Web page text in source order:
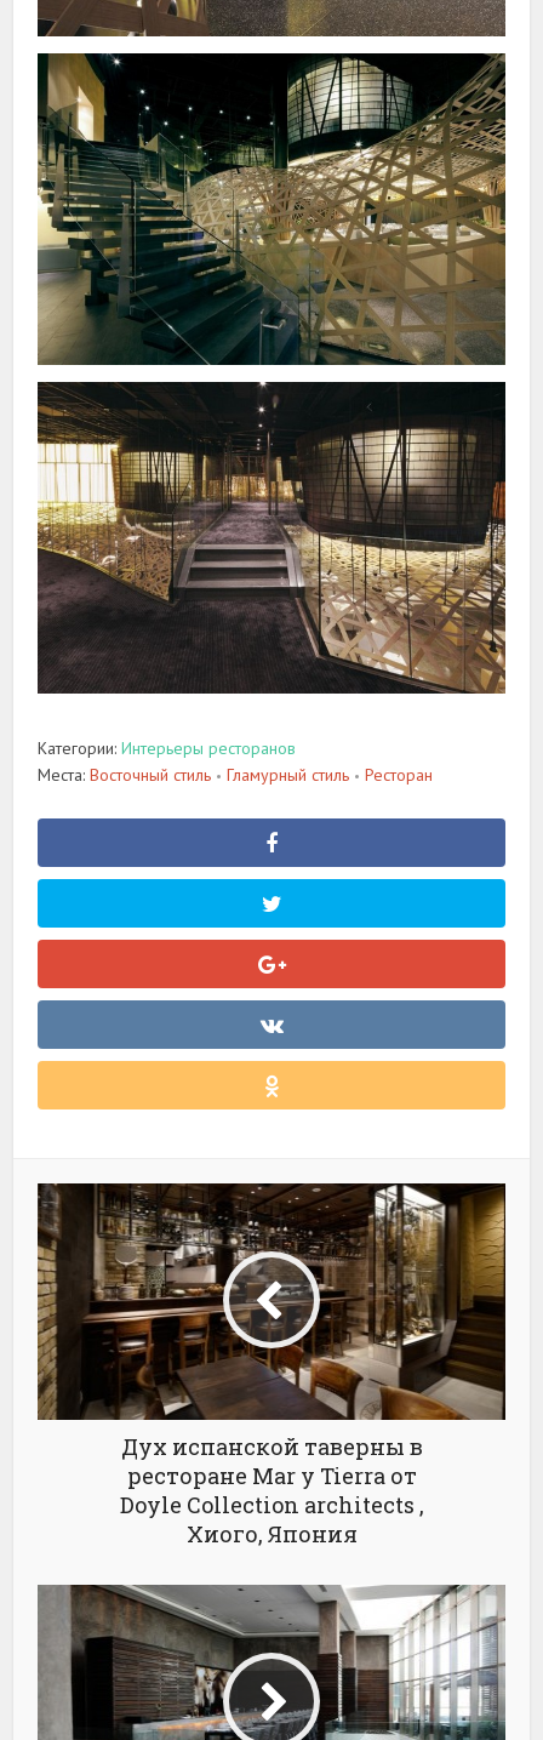
Категории:Интерьеры ресторанов
Места:Восточный стиль • Гламурный стиль • Ресторан
Дух испанской таверны в
ресторане Mar y Tierra от
Doyle Collection architects ,
Хиого, Япония